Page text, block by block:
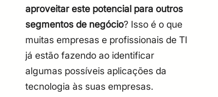
aproveitar este potencial para outros
segmentos de negócio? Isso é o que
muitas empresas e profissionais de TI
já estão fazendo ao identificar
algumas possíveis aplicações da
tecnologia às suas empresas.